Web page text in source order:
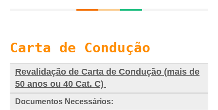
Carta de Condução
Revalidação de Carta de Condução (mais de
50 anos ou 40 Cat. C)
Documentos Necessários: